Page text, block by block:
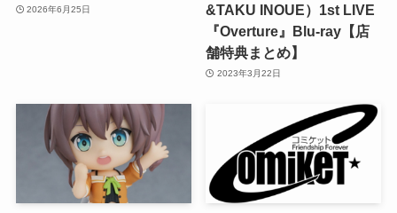
2026年6月25日
&TAKU INOUE）1st LIVE
『Overture』Blu-ray【店
舗特典まとめ】
2023年3月22日